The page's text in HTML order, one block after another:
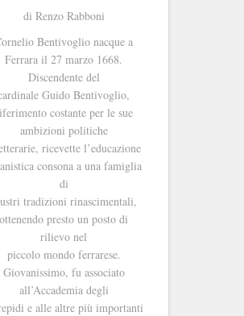
di Renzo Rabboni
Bentivoglio nacque a
Ferrara il 27 marzo 1668.
Discendente del
Guido Bentivoglio,
costante per le sue
ambizioni politiche
ricevette l’educazione
consona a una famiglia
di
tradizioni rinascimentali,
ottenendo presto un posto di
rilievo nel
piccolo mondo ferrarese.
Giovanissimo, fu associato
all’Accademia degli
e alle altre più importanti